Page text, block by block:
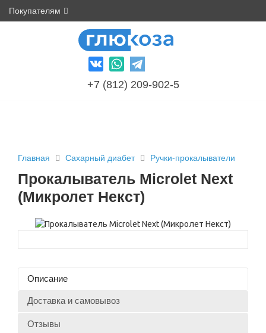
Покупателям
+7 (812) 209-902-5
Главная Сахарный диабет Ручки-прокалыватели
Прокалыватель Microlet Next
(Микролет Некст)
Описание
Доставка и самовывоз
Отзывы